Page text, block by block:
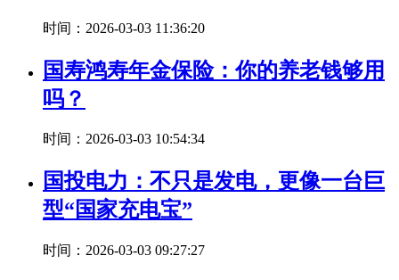
时间：2026-03-03 11:36:20
国寿鸿寿年金保险：你的养老钱够用
吗？
时间：2026-03-03 10:54:34
国投电力：不只是发电，更像一台巨
型“国家充电宝”
时间：2026-03-03 09:27:27